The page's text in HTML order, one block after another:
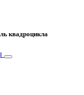
квадроцикла